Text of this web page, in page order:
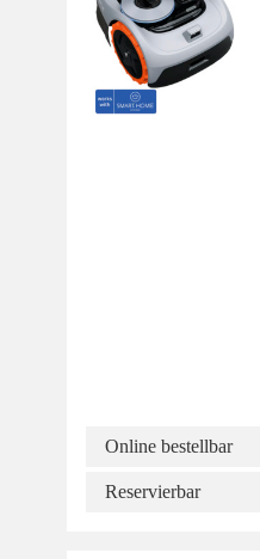
Online bestellbar
Reservierbar